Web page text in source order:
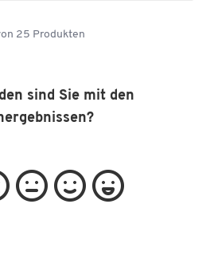
25 Produkten
sind Sie mit den